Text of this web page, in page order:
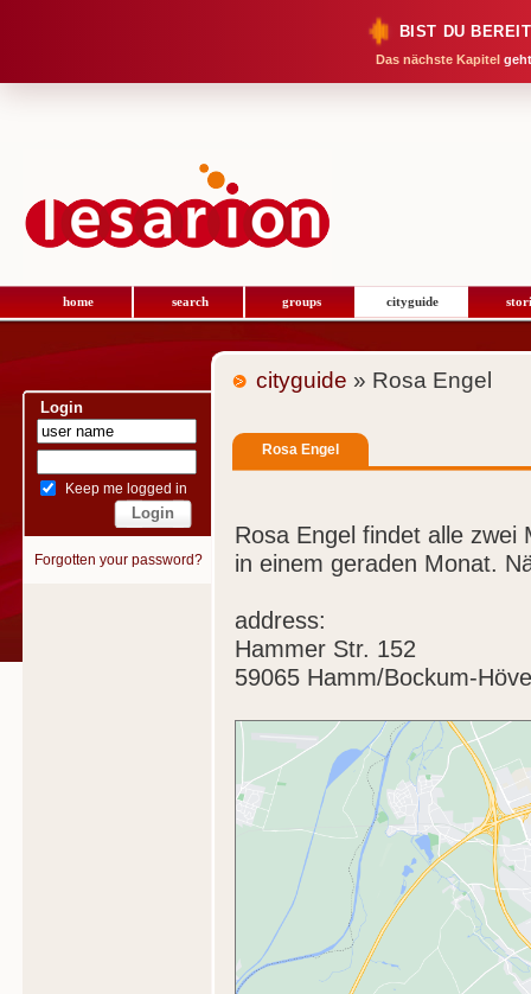
BIST DU
Das nächste Kapitel
home search groups cityguide
Login
Keep me logged in
Forgotten your password?
cityguide » Rosa Engel
Rosa Engel
Rosa Engel findet alle
in einem geraden Monat.
address:
Hammer Str. 152
59065 Hamm/Bockum-